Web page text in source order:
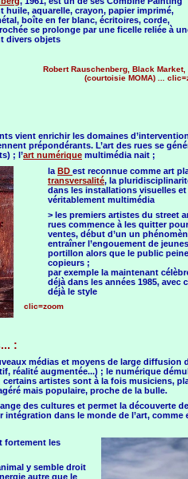
huile, aquarelle, crayon, papier imprimé,
boîte en fer blanc, écritoires, corde,
se prolonge par une ficelle reliée à
divers objets
Robert Rauschenberg, Black Market,
(courtoisie MOMA) ...
vient enrichir les domaines
prépondérants. L’art des rues se
; l’art numérique multimédia nait ;
la BD est reconnue comme art
transversalité, la
dans les installations visuelles
véritablement multimédia
> les premiers artistes du street
rues commence à les quitter
ventes, début d’un un
entraîner l’engouement de
portillon alors que le public
copieurs ;
par exemple la maintenant
déjà dans les années 1985,
déjà le style
clic=zoom
:
médias et moyens de large diffusion
réalité augmentée...) ; le numérique
certains artistes sont à la fois musiciens,
mais populaire, proche de la bulle.
des cultures et permet la découverte
dans le monde de l’art, comme
fortement les
y semble droit
autre que le